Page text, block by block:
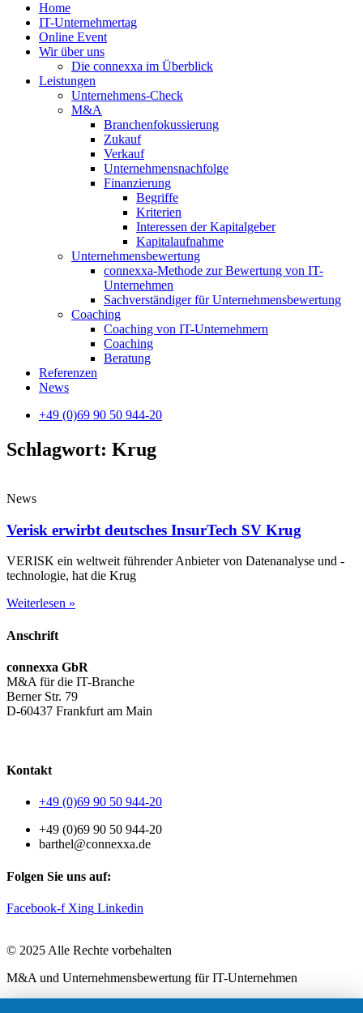
Home
IT-Unternehmertag
Online Event
Wir über uns
Die connexxa im Überblick
Leistungen
Unternehmens-Check
M&A
Branchenfokussierung
Zukauf
Verkauf
Unternehmensnachfolge
Finanzierung
Begriffe
Kriterien
Interessen der Kapitalgeber
Kapitalaufnahme
Unternehmensbewertung
connexxa-Methode zur Bewertung von IT-
Unternehmen
Sachverständiger für Unternehmensbewertung
Coaching
Coaching von IT-Unternehmern
Coaching
Beratung
Referenzen
News
+49 (0)69 90 50 944-20
Schlagwort: Krug
News
Verisk erwirbt deutsches InsurTech SV Krug
VERISK ein weltweit führender Anbieter von Datenanalyse und -
technologie, hat die Krug
Weiterlesen »
Anschrift
connexxa GbR
M&A für die IT-Branche
Berner Str. 79
D-60437 Frankfurt am Main
Kontakt
+49 (0)69 90 50 944-20
+49 (0)69 90 50 944-20
barthel@connexxa.de
Folgen Sie uns auf:
Facebook-f Xing Linkedin
© 2025 Alle Rechte vorbehalten
M&A und Unternehmensbewertung für IT-Unternehmen